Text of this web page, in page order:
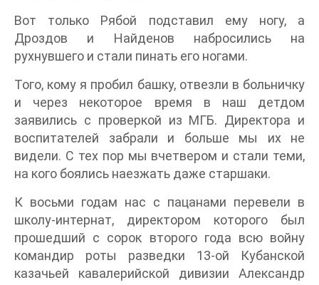
Вот только Рябой подставил ему ногу, а
Дроздов и Найденов набросились на
рухнувшего и стали пинать его ногами.
Того, кому я пробил башку, отвезли в больничку
и через некоторое время в наш детдом
заявились с проверкой из МГБ. Директора и
воспитателей забрали и больше мы их не
видели. С тех пор мы вчетвером и стали теми,
на кого боялись наезжать даже старшаки.
К восьми годам нас с пацанами перевели в
школу-интернат, директором которого был
прошедший с сорок второго года всю войну
командир роты разведки 13-ой Кубанской
казачьей кавалерийской дивизии Александр